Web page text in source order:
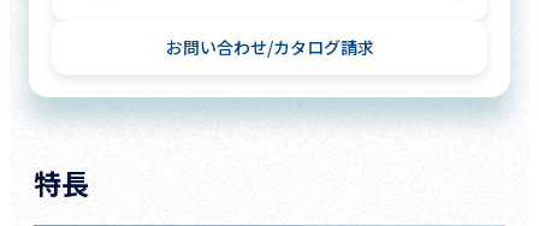
お問い合わせ カタログ請求
特長